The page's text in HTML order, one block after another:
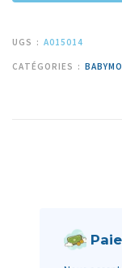
UGS : A015014
CATÉGORIES :